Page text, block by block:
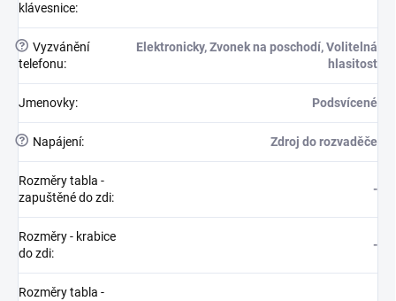
klávesnice:
? Vyzvánění
telefonu:
Elektronicky, Zvonek na poschodí, Volitelná
hlasitost
Jmenovky: Podsvícené
? Napájení: Zdroj do rozvaděče
Rozměry tabla -
zapuštěné do zdi:
-
Rozměry - krabice
do zdi:
-
Rozměry tabla -